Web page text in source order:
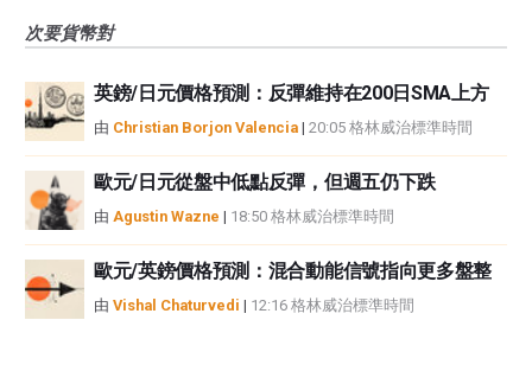
次要貨幣對
英鎊/日元價格預測：反彈維持在200日SMA上方
由 Christian Borjon Valencia | 20:05 格林威治標準時間
歐元/日元從盤中低點反彈，但週五仍下跌
由 Agustin Wazne | 18:50 格林威治標準時間
歐元/英鎊價格預測：混合動能信號指向更多盤整
由 Vishal Chaturvedi | 12:16 格林威治標準時間